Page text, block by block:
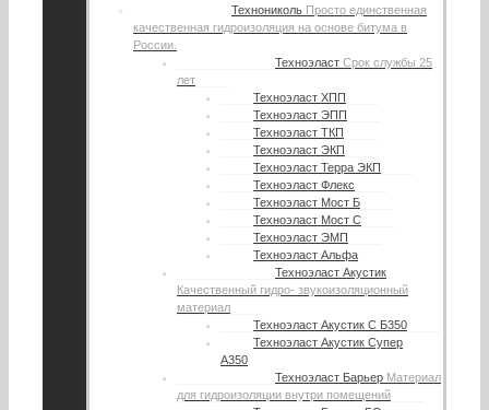
Технониколь Просто единственная
качественная гидроизоляция на основе битума в
России.
Техноэласт Срок службы 25
лет
Техноэласт ХПП
Техноэласт ЭПП
Техноэласт ТКП
Техноэласт ЭКП
Техноэласт Терра ЭКП
Техноэласт Флекс
Техноэласт Мост Б
Техноэласт Мост С
Техноэласт ЭМП
Техноэласт Альфа
Техноэласт Акустик
Качественный гидро- звукоизоляционный
материал
Техноэласт Акустик С Б350
Техноэласт Акустик Супер
А350
Техноэласт Барьер Материал
для гидроизоляции внутри помещений